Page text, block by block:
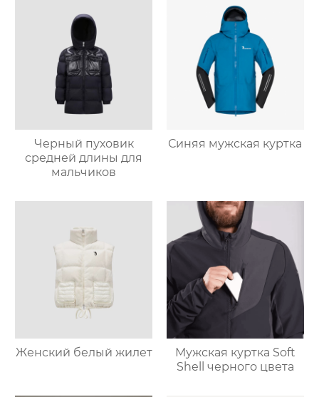
Черный пуховик
средней длины для
мальчиков
Синяя мужская куртка
Женский белый жилет
Мужская куртка Soft
Shell черного цвета